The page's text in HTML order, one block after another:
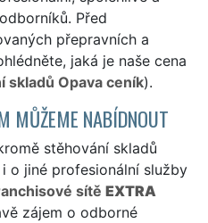
Před
přepravních a
jaká je naše cena
skladů Opava ceník).
MŮŽEME NABÍDNOUT
stěhování skladů
i o jiné profesionální služby
sítě EXTRA
zájem o odborné